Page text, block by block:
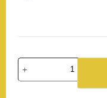
Garden
of
lavender